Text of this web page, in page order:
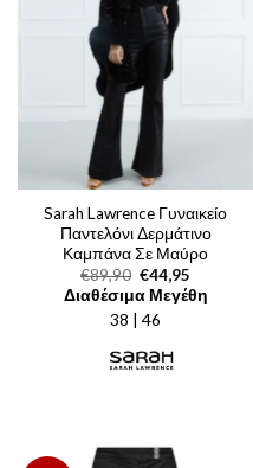
Sarah Lawrence Γυναικείο
Παντελόνι Δερμάτινο
Καμπάνα Σε Μαύρο
€89,90 Original
price
was:
€89,90.
€44,95
τρέχουσα
τιμή
Διαθέσιμα Μεγέθη
38 | 46